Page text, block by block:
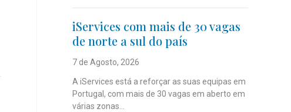
iServices com mais de 30 vagas
de norte a sul do país
7 de Agosto, 2026
A iServices está a reforçar as suas equipas em
Portugal, com mais de 30 vagas em aberto em
várias zonas...